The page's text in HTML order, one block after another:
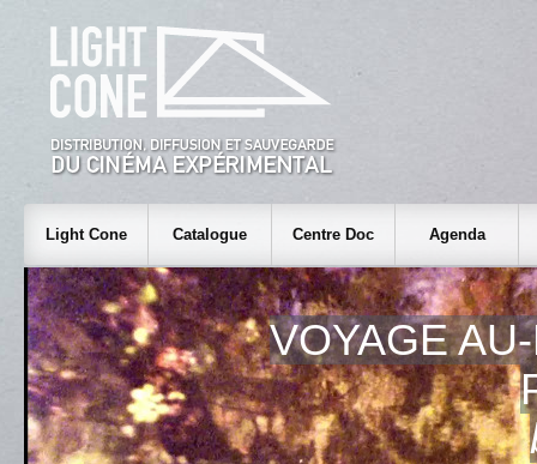
Light Cone Catalogue Centre Doc Agenda
VOYAGE